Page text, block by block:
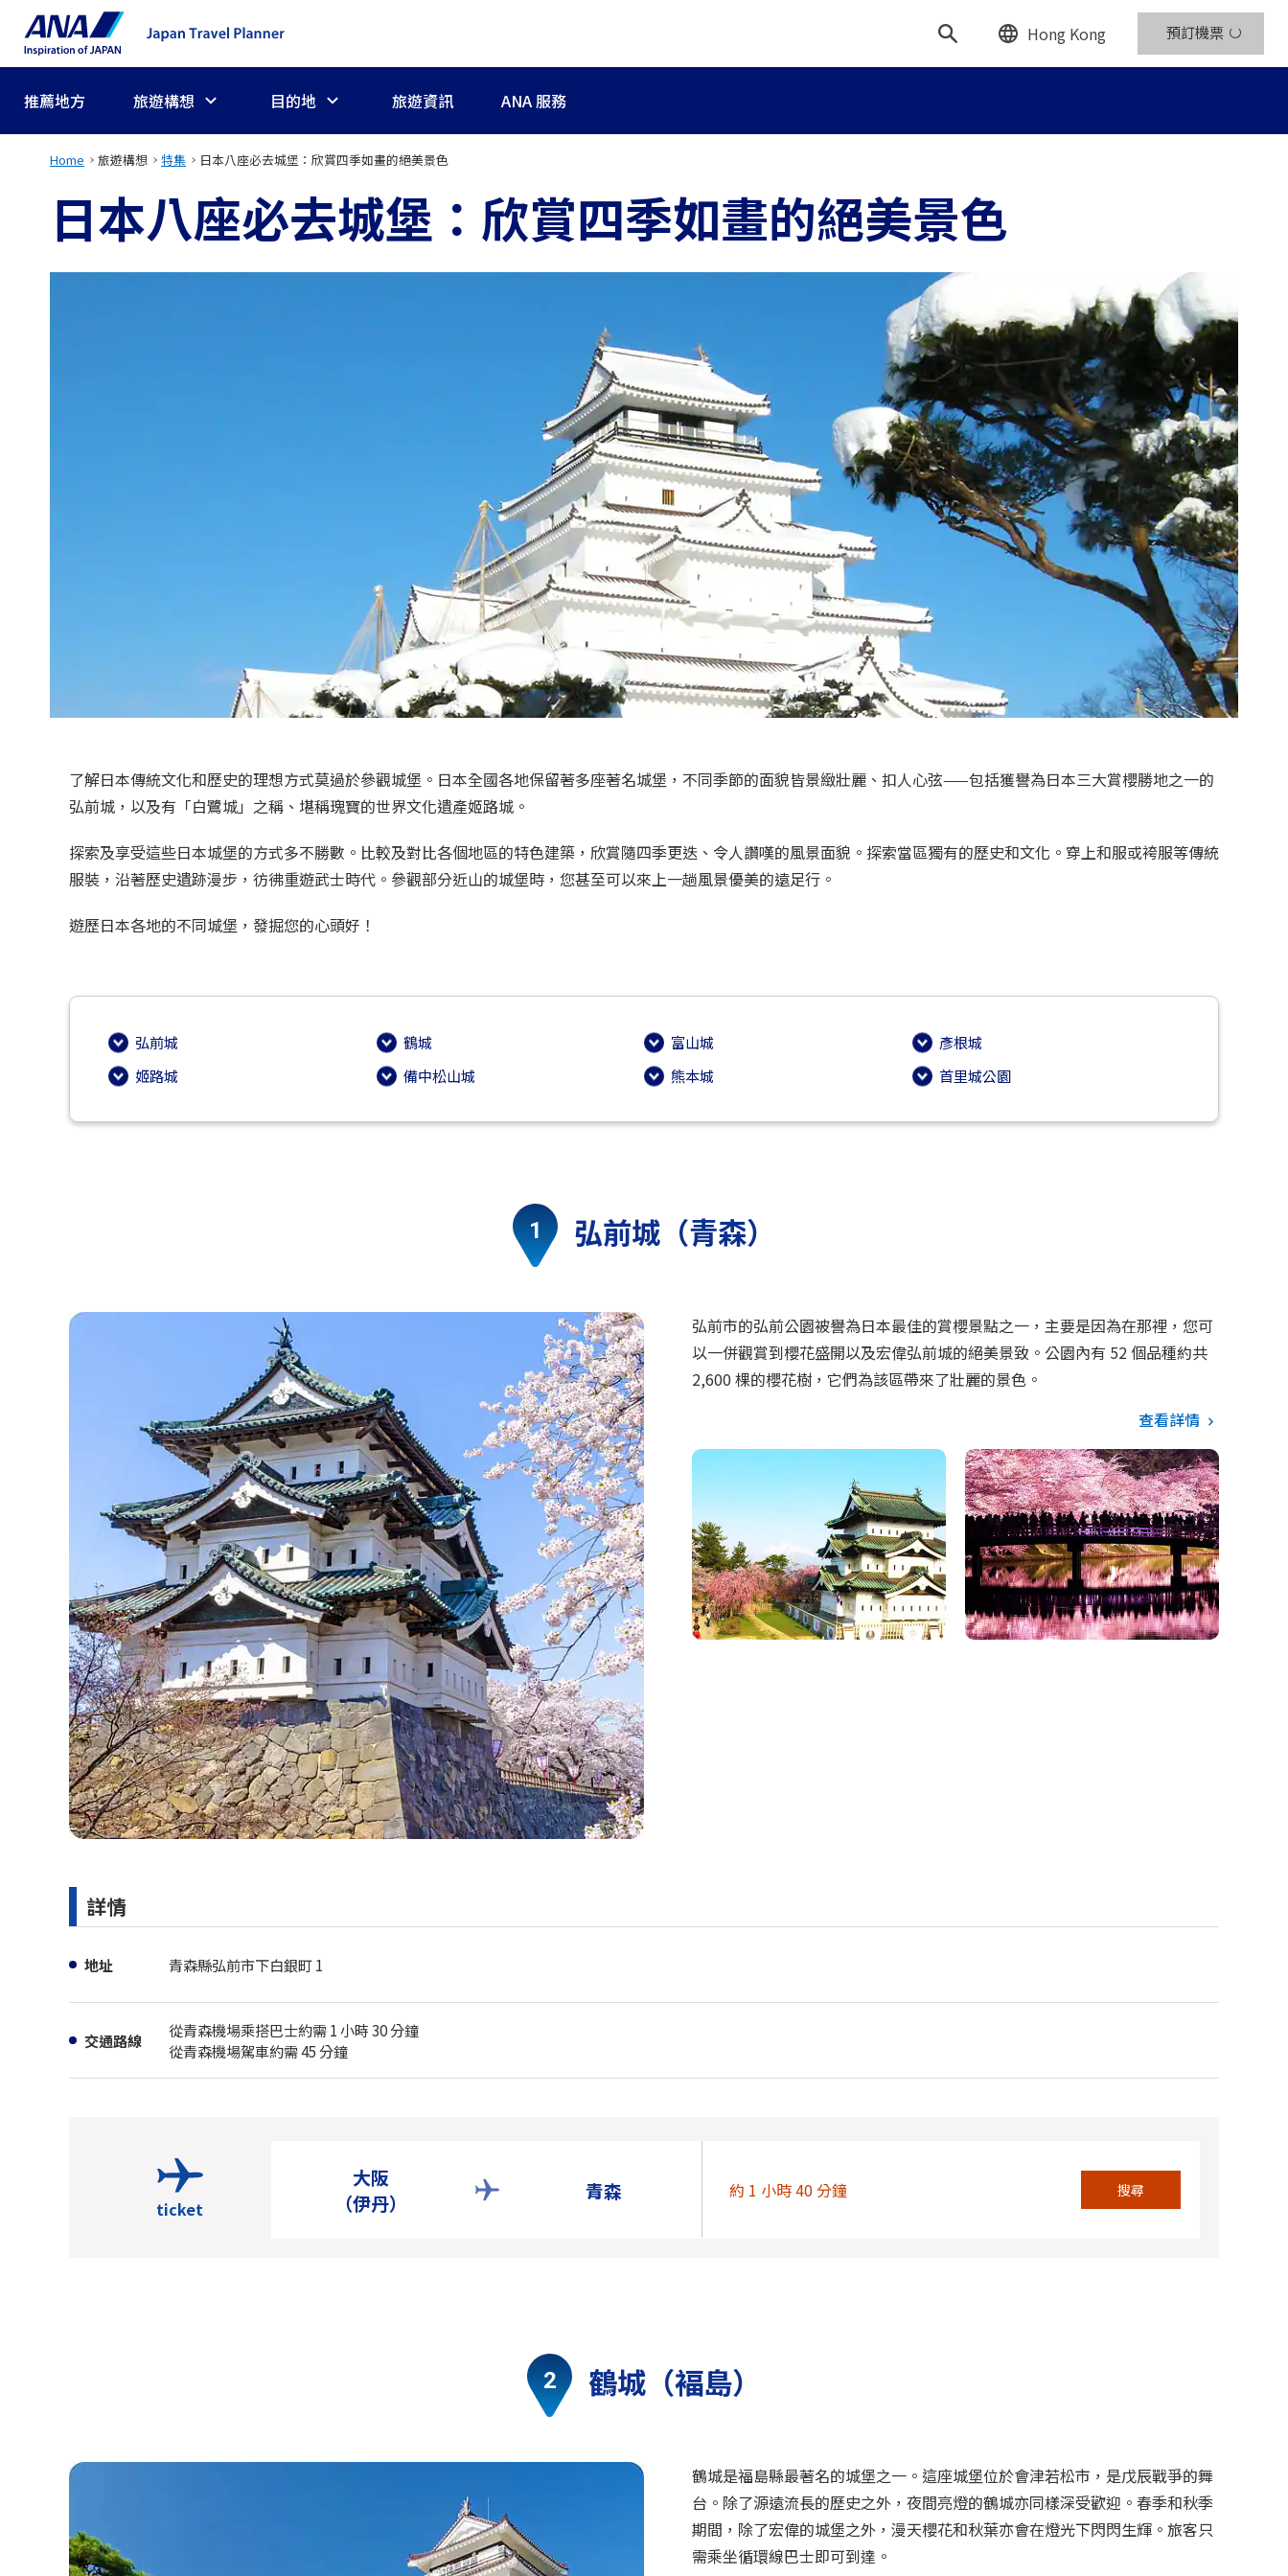
Hong Kong 預訂機票
推薦地方 旅遊構想 目的地 旅遊資訊 ANA 服務
Home 旅遊構想 特集 日本八座必去城堡：欣賞四季如畫的絕美景色
日本八座必去城堡：欣賞四季如畫的絕美景色
了解日本傳統文化和歷史的理想方式莫過於參觀城堡。日本全國各地保留著多座著名城堡，不同季節的面貌皆景緻壯麗、扣人心弦——包括獲譽為日本三大賞櫻勝地之一的
弘前城，以及有「白鷺城」之稱、堪稱瑰寶的世界文化遺產姬路城。
探索及享受這些日本城堡的方式多不勝數。比較及對比各個地區的特色建築，欣賞隨四季更迭、令人讚嘆的風景面貌。探索當區獨有的歷史和文化。穿上和服或袴服等傳統
服裝，沿著歷史遺跡漫步，彷彿重遊武士時代。參觀部分近山的城堡時，您甚至可以來上一趟風景優美的遠足行。
遊歷日本各地的不同城堡，發掘您的心頭好！
弘前城 鶴城 富山城
彥根城
姬路城
備中松山城 熊本城 首里城公園
弘前城（青森）
弘前市的弘前公園被譽為日本最佳的賞櫻景點之一，主要是因為在那裡，您可
以一併觀賞到櫻花盛開以及宏偉弘前城的絕美景致。公園內有 52 個品種約共
2,600 棵的櫻花樹，它們為該區帶來了壯麗的景色。
查看詳情
詳情
地址 青森縣弘前市下白銀町 1
交通路線
從青森機場乘搭巴士約需 1 小時 30 分鐘
從青森機場駕車約需 45 分鐘
ticket
大阪
（伊丹）
青森 約 1 小時 40 分鐘 搜尋
鶴城（褔島）
鶴城是福島縣最著名的城堡之一。這座城堡位於會津若松市，是戊辰戰爭的舞
台。除了源遠流長的歷史之外，夜間亮燈的鶴城亦同樣深受歡迎。春季和秋季
期間，除了宏偉的城堡之外，漫天櫻花和秋葉亦會在燈光下閃閃生輝。旅客只
需乘坐循環線巴士即可到達。